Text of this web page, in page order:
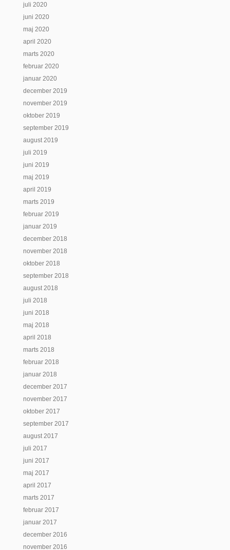
juli 2020
juni 2020
maj 2020
april 2020
marts 2020
februar 2020
januar 2020
december 2019
november 2019
oktober 2019
september 2019
august 2019
juli 2019
juni 2019
maj 2019
april 2019
marts 2019
februar 2019
januar 2019
december 2018
november 2018
oktober 2018
september 2018
august 2018
juli 2018
juni 2018
maj 2018
april 2018
marts 2018
februar 2018
januar 2018
december 2017
november 2017
oktober 2017
september 2017
august 2017
juli 2017
juni 2017
maj 2017
april 2017
marts 2017
februar 2017
januar 2017
december 2016
november 2016